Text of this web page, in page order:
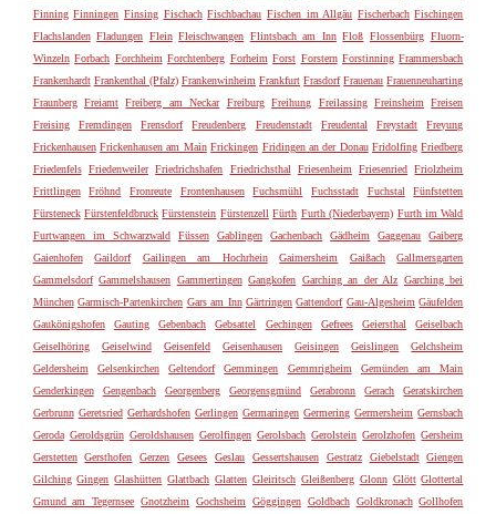
Finning Finningen Finsing Fischach Fischbachau Fischen im Allgäu Fischerbach Fischingen
Flachslanden Fladungen Flein Fleischwangen Flintsbach am Inn Floß Flossenbürg Fluorn-
Winzeln Forbach Forchheim Forchtenberg Forheim Forst Forstern Forstinning Frammersbach
Frankenhardt Frankenthal (Pfalz) Frankenwinheim Frankfurt Frasdorf Frauenau Frauenneuharting
Fraunberg Freiamt Freiberg am Neckar Freiburg Freihung Freilassing Freinsheim
Freisen
Freising
Fremdingen Frensdorf Freudenberg Freudenstadt Freudental Freystadt
Freyung
Frickenhausen Frickenhausen am Main Frickingen Fridingen an der Donau Fridolfing Friedberg
Friedenfels Friedenweiler Friedrichshafen Friedrichsthal Friesenheim Friesenried Friolzheim
Frittlingen
Fröhnd Fronreute Frontenhausen Fuchsmühl Fuchsstadt Fuchstal
Fünfstetten
Fürsteneck Fürstenfeldbruck Fürstenstein Fürstenzell Fürth Furth (Niederbayern) Furth im Wald
Furtwangen im Schwarzwald
Füssen Gablingen Gachenbach Gädheim Gaggenau
Gaiberg
Gaienhofen
Gaildorf Gailingen am Hochrhein Gaimersheim Gaißach
Gallmersgarten
Gammelsdorf Gammelshausen Gammertingen Gangkofen Garching an der Alz Garching bei
München Garmisch-Partenkirchen Gars am Inn Gärtringen Gattendorf Gau-Algesheim Gäufelden
Gaukönigshofen
Gauting Gebenbach Gebsattel Gechingen Gefrees Geiersthal
Geiselbach
Geiselhöring
Geiselwind Geisenfeld Geisenhausen Geisingen Geislingen
Gelchsheim
Geldersheim
Gelsenkirchen Geltendorf Gemmingen Gemmrigheim
Gemünden am Main
Genderkingen
Gengenbach Georgenberg Georgensgmünd Gerabronn Gerach
Geratskirchen
Gerbrunn Geretsried Gerhardshofen Gerlingen Germaringen Germering Germersheim Gernsbach
Geroda Geroldsgrün Geroldshausen Gerolfingen Gerolsbach Gerolstein Gerolzhofen Gersheim
Gerstetten
Gersthofen Gerzen Gesees Geslau Gessertshausen Gestratz Giebelstadt
Giengen
Gilching Gingen Glashütten Glattbach Glatten Gleiritsch Gleißenberg Glonn Glött Glottertal
Gmund am Tegernsee Gnotzheim Gochsheim Göggingen Goldbach Goldkronach Gollhofen